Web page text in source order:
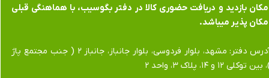
بازدید و دریافت حضوری کالا در دفتر بگوسیب، با هماهنگی قبلی
پذیر میباشد.
​​​​​​​آدرس دفتر: مشهد، بلوار فردوسی، بلوار جانباز، جانباز ۲ ( جنب مجتمع پاژ
توکلی ۱۲ و ۱۴، پلاک ۳، واحد ۲